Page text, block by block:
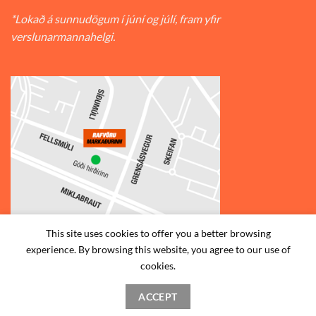
*Lokað á sunnudögum í júní og júlí, fram yfir
verslunarmannahelgi.
© 2026Rafvörumarkaðurinn v/Fellsmúla | Síðumúla 34, 108
Reykjavík | S: 585-2888 |
HAFA SAMBAND
This site uses cookies to offer you a better browsing
experience. By browsing this website, you agree to our use of
cookies.
ACCEPT